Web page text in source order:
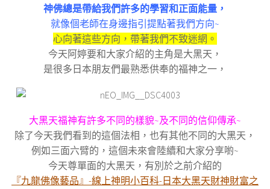
神佛總是帶給我們許多的學習和正面能量，
就像個老師在身邊指引提點著我們方向~
心向著這些方向，帶著我們不致迷網。
今天阿婷要和大家介紹的主角是大黑天，
是很多日本朋友們最熟悉供奉的福神之一，
大黑天福神有許多不同的樣貌~及不同的信仰傳承~
除了今天我們看到的這個法相，也有其他不同的大黑天，
例如三面六臂的，這個未來會陸續和大家分享喲~
今天尊單面的大黑天，有別於之前介紹的
『九龍佛像藝品』-線上神明小百科-日本大黑天財神財富之